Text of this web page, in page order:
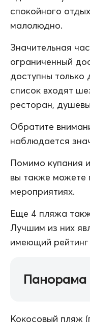
спокойного
малолюдно.
Значительная
ограниченный
доступны только
список входят
ресторан,
Обратите
наблюдается
Помимо купания
вы также можете
мероприятиях.
Еще 4 пляжа
Лучшим из них
имеющий рейтинг
Панорама
Кокосовый пляж